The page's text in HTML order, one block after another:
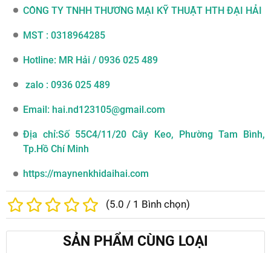
CÔNG TY TNHH THƯƠNG MẠI KỸ THUẬT HTH ĐẠI HẢI
MST : 0318964285
Hotline: MR Hải / 0936 025 489
zalo : 0936 025 489
Email : hai.nd123105@gmail.com
Địa chỉ:Số 55C4/11/20 Cây Keo, Phường Tam Bình,
Tp.Hồ Chí Minh
https://maynenkhidaihai.com
(5.0 / 1 Bình chọn)
SẢN PHẨM CÙNG LOẠI